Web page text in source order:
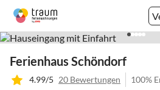
Ferienhaus Schöndorf
4.99/5 20 Bewertungen 100%